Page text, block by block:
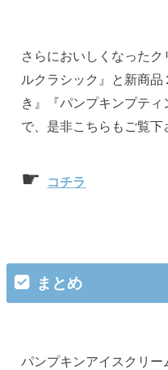
さらにおいしくなった
ルクラシック』と新商
き』『パンプキンプテ
で、是非こちらもご覧下
☛ コチラ
まとめ
パンプキンアイスクリ